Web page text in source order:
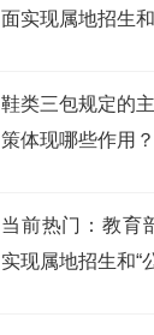
面实现属地招生
鞋类三包规定的
策体现哪些作用？
当前热门：教育
实现属地招生和“